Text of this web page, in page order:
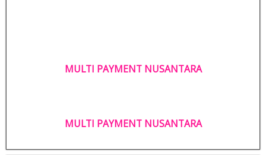
MULTI PAYMENT NUSANTARA
MULTI PAYMENT NUSANTARA